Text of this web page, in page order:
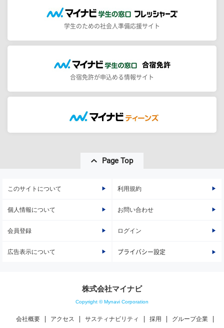
学生のための社会人準備応援サイト
合宿免許が申込める情報サイト
Page Top
このサイトについて 利用規約
個人情報について お問い合わせ
会員登録 ログイン
広告表示について プライバシー設定
株式会社マイナビ
Copyright © Mynavi Corporation
会社概要 アクセス サスティナビリティ 採用
グループ企業